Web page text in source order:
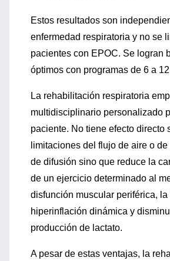
Estos resultados son
enfermedad respiratoria y no se
pacientes con EPOC. Se logran
óptimos con programas de 6 a
La rehabilitación respiratoria
multidisciplinario personalizado
paciente. No tiene efecto directo
limitaciones del flujo de aire o
de difusión sino que reduce la
de un ejercicio determinado al
disfunción muscular periférica,
hiperinflación dinámica y
producción de lactato.
A pesar de estas ventajas, la